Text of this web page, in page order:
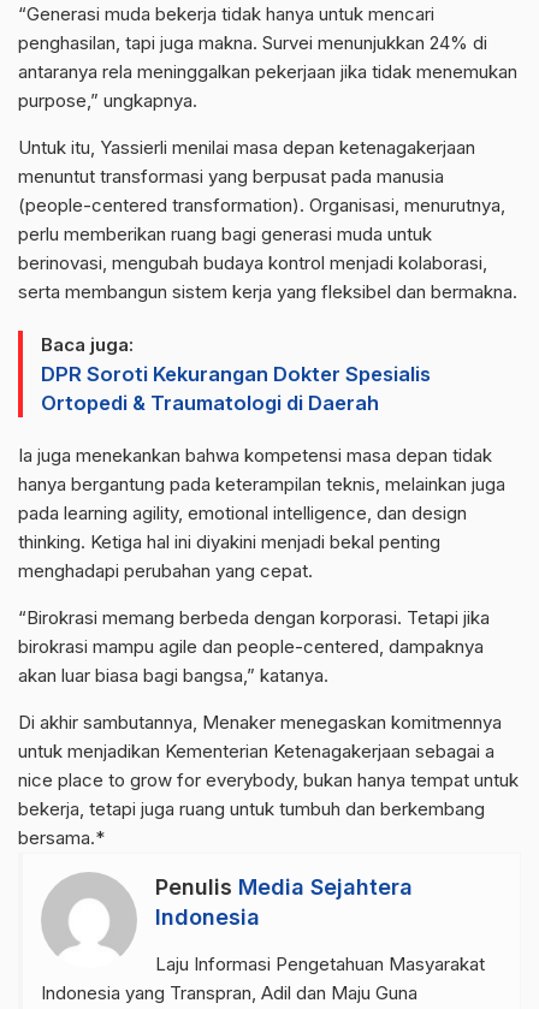
“Generasi muda bekerja tidak hanya untuk mencari
penghasilan, tapi juga makna. Survei menunjukkan 24% di
antaranya rela meninggalkan pekerjaan jika tidak menemukan
purpose,” ungkapnya.
Untuk itu, Yassierli menilai masa depan ketenagakerjaan
menuntut transformasi yang berpusat pada manusia
(people-centered transformation). Organisasi, menurutnya,
perlu memberikan ruang bagi generasi muda untuk
berinovasi, mengubah budaya kontrol menjadi kolaborasi,
serta membangun sistem kerja yang fleksibel dan bermakna.
Baca juga:
DPR Soroti Kekurangan Dokter Spesialis
Ortopedi & Traumatologi di Daerah
Ia juga menekankan bahwa kompetensi masa depan tidak
hanya bergantung pada keterampilan teknis, melainkan juga
pada learning agility, emotional intelligence, dan design
thinking. Ketiga hal ini diyakini menjadi bekal penting
menghadapi perubahan yang cepat.
“Birokrasi memang berbeda dengan korporasi. Tetapi jika
birokrasi mampu agile dan people-centered, dampaknya
akan luar biasa bagi bangsa,” katanya.
Di akhir sambutannya, Menaker menegaskan komitmennya
untuk menjadikan Kementerian Ketenagakerjaan sebagai a
nice place to grow for everybody, bukan hanya tempat untuk
bekerja, tetapi juga ruang untuk tumbuh dan berkembang
bersama.*
Penulis Media Sejahtera
Indonesia
Laju Informasi Pengetahuan Masyarakat
Indonesia yang Transpran, Adil dan Maju Guna